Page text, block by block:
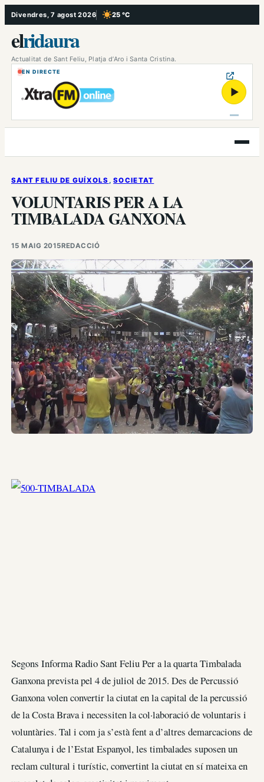
Vés
al
contingut
Divendres, 7 agost 2026 25 °C
, Cel serè
elridaura
Actualitat de Sant Feliu, Platja d’Aro i Santa Cristina.
EN DIRECTE
▶
Obre
el
SANT FELIU DE GUÍXOLS , SOCIETAT
VOLUNTARIS PER A LA
TIMBALADA GANXONA
15 MAIG 2015REDACCIÓ
Segons Informa Radio Sant Feliu Per a la quarta Timbalada
Ganxona prevista pel 4 de juliol de 2015. Des de Percussió
Ganxona volen convertir la ciutat en la capital de la percussió
de la Costa Brava i necessiten la col·laboració de voluntaris i
voluntàries. Tal i com ja s’està fent a d’altres demarcacions de
Catalunya i de l’Estat Espanyol, les timbalades suposen un
reclam cultural i turístic, convertint la ciutat en sí mateixa en